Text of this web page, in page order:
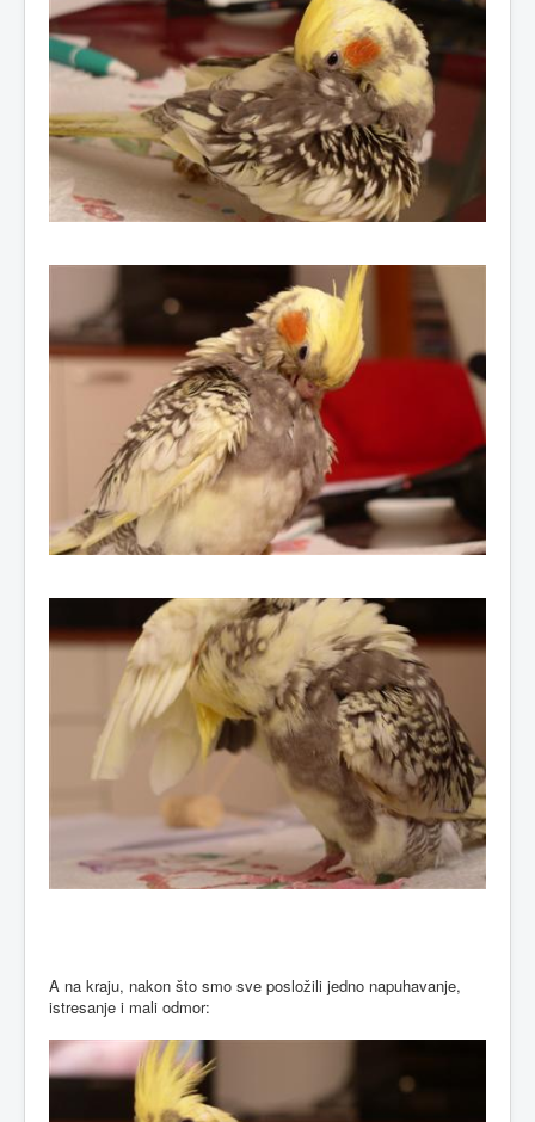
A na kraju, nakon što smo sve posložili jedno napuhavanje,
istresanje i mali odmor: